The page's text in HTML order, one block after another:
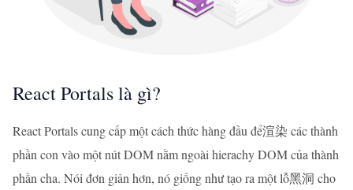
React Portals là gì?
React Portals cung cấp một cách thức hàng đầu để渲染 các thành
phần con vào một nút DOM nằm ngoài hierachy DOM của thành
phần cha. Nói đơn giản hơn, nó giống như tạo ra một lỗ黑洞 cho